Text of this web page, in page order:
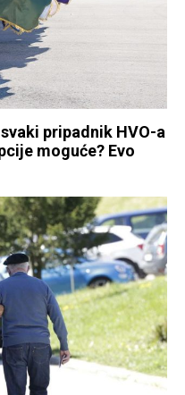
pripadnik HVO-a
moguće? Evo